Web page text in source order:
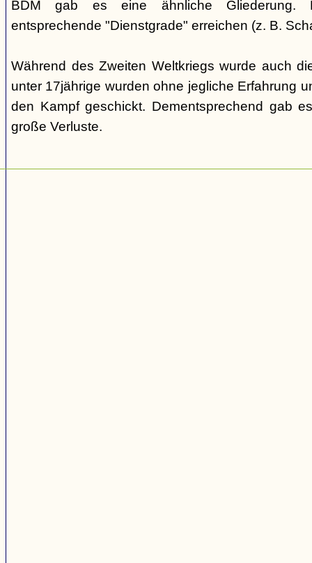
BDM gab es eine ähnliche Gliederung.
entsprechende "Dienstgrade" erreichen (z. B.
Während des Zweiten Weltkriegs wurde auch
unter 17jährige wurden ohne jegliche Erfahrung
den Kampf geschickt. Dementsprechend gab
große Verluste.